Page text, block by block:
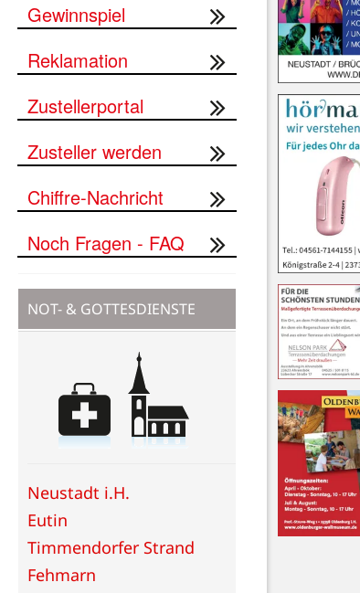
Gewinnspiel
Reklamation
Zustellerportal
Zusteller werden
Chiffre-Nachricht
Noch Fragen - FAQ
NOT- & GOTTESDIENSTE
Neustadt i.H.
Eutin
Timmendorfer Strand
Fehmarn